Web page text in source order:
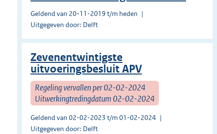
Geldend van 20-11-2019 t/m heden
Uitgegeven door: Delft
Zevenentwintigste
uitvoeringsbesluit APV
Regeling vervallen per 02-02-2024
Uitwerkingtredingdatum 02-02-2024
Geldend van 02-02-2023 t/m 01-02-2024
Uitgegeven door: Delft